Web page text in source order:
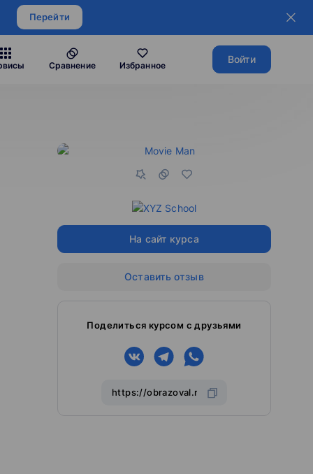
Перейти
Сравнение Избранное
Войти
На сайт курса
Оставить отзыв
Поделиться курсом с друзьями